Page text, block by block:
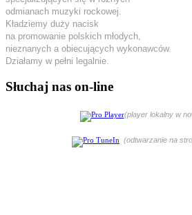
odmianach muzyki rockowej.
Kładziemy duży nacisk
na promowanie polskich młodych,
nieznanych a obiecujących wykonawców.
Działamy w pełni legalnie.
Słuchaj nas on-line
(player lokalny w
(odtwarzanie na